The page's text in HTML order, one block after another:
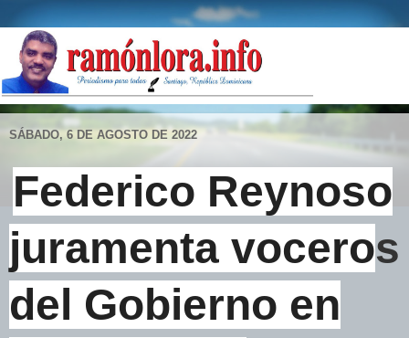
SÁBADO, 6 DE AGOSTO DE 2022
Federico Reynoso
juramenta voceros
del Gobierno en